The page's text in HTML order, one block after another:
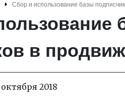
Сбор и использование базы
в
2018